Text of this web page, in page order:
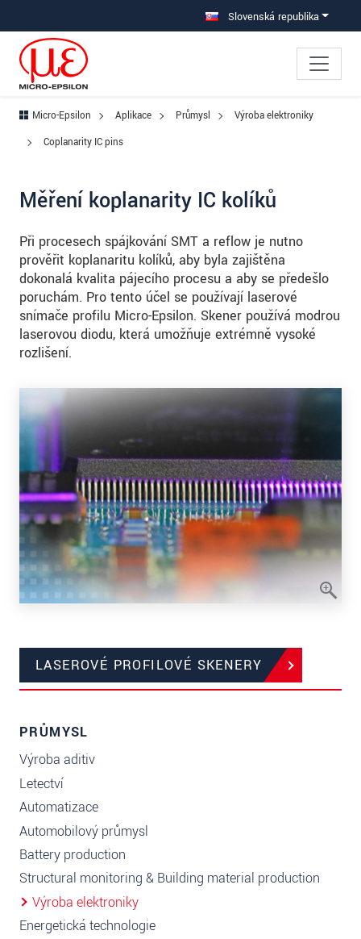
Prejdite priamo na hlavnú navigáciu Slovenská republika
Micro-Epsilon Aplikace Průmysl
Výroba elektroniky
Coplanarity IC pins
Měření koplanarity IC kolíků
Při procesech spájkování SMT a reflow je nutno
prověřit koplanaritu kolíků, aby byla zajištěna
dokonalá kvalita pájecího procesu a aby se předešlo
poruchám. Pro tento účel se používají laserové
snímače profilu Micro-Epsilon. Skener používá modrou
laserovou diodu, která umožňuje extrémně vysoké
rozlišení.
LASEROVÉ PROFILOVÉ SKENERY
PRŮMYSL
Výroba aditiv
Letectví
Automatizace
Automobilový průmysl
Battery production
Structural monitoring & Building material production
Výroba elektroniky
Energetická technologie